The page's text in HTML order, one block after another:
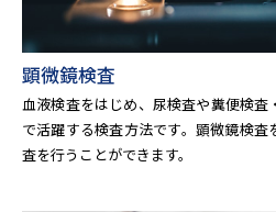
顕微鏡検査
血液検査をはじめ、尿検査や糞便検
で活躍する検査方法です。顕微鏡検
査を行うことができます。